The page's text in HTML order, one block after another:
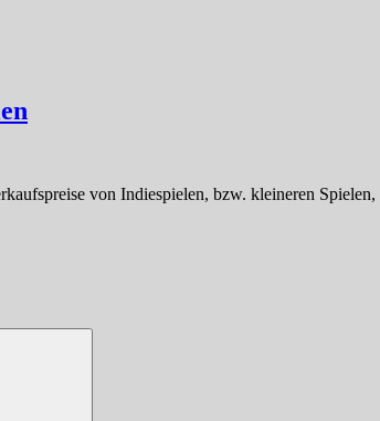
von Indiespielen, bzw. kleineren